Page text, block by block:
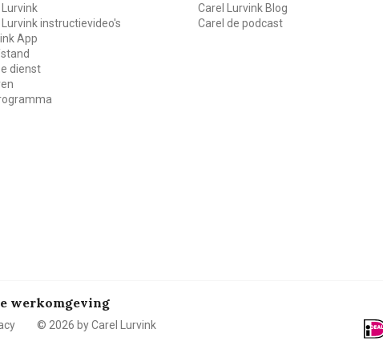
Lurvink
Lurvink instructievideo's
App
dienst
Carel Lurvink Blog
Carel de podcast
werkomgeving
© 2026 by Carel Lurvink